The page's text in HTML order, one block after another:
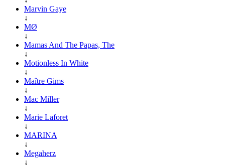
Marvin Gaye
↓
MØ
↓
Mamas And The Papas, The
↓
Motionless In White
↓
Maître Gims
↓
Mac Miller
↓
Marie Laforet
↓
MARINA
↓
Megaherz
↓